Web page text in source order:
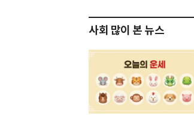
사회 많이 본 뉴스